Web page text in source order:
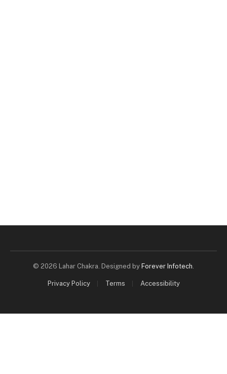
© 2026 Lahar Chakra. Designed by Forever Infotech.
Privacy Policy Terms Accessibility